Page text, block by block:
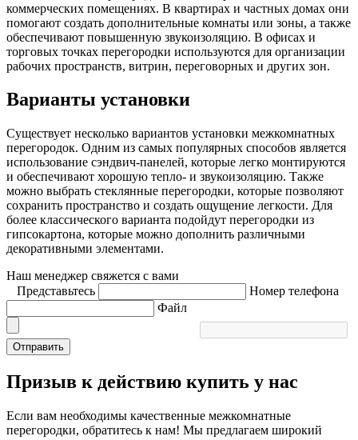
коммерческих помещениях. В квартирах и частных домах они
помогают создать дополнительные комнаты или зоны, а также
обеспечивают повышенную звукоизоляцию. В офисах и
торговых точках перегородки используются для организации
рабочих пространств, витрин, переговорных и других зон.
Варианты установки
Существует несколько вариантов установки межкомнатных
перегородок. Одним из самых популярных способов является
использование сэндвич-панелей, которые легко монтируются
и обеспечивают хорошую тепло- и звукоизоляцию. Также
можно выбрать стеклянные перегородки, которые позволяют
сохранить пространство и создать ощущение легкости. Для
более классического варианта подойдут перегородки из
гипсокартона, которые можно дополнить различными
декоративными элементами.
Наш менеджер свяжется с вами
Представьтесь
Номер телефона
Файл
Отправить
Призыв к действию купить у нас
Если вам необходимы качественные межкомнатные
перегородки, обратитесь к нам! Мы предлагаем широкий